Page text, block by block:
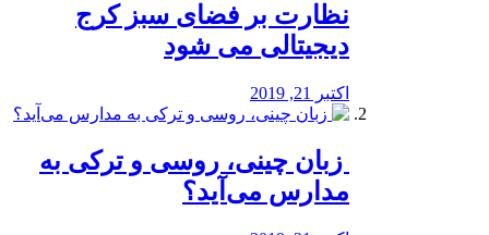
نظارت بر فضای سبز کرج
دیجیتالی می شود
اکتبر 21, 2019
️ زبان چینی، روسی و ترکی به
مدارس می‌آید؟